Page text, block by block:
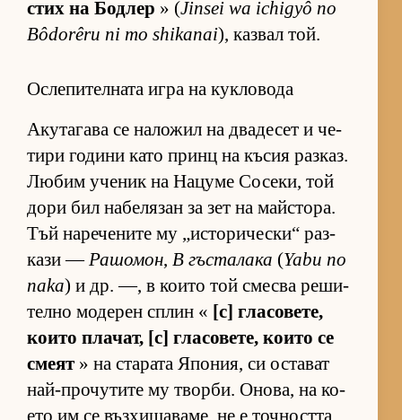
стих на Бод­лер » (Jinsei wa ichigyô no
Bôdorêru ni mo shikanai), каз­вал той.
Ослепителната игра на кукловода
Аку­та­гава се на­ло­жил на два­де­сет и че­
тири го­дини като принц на къ­сия раз­каз.
Лю­бим уче­ник на На­цуме Со­се­ки, той
дори бил на­бе­ля­зан за зет на майс­то­ра.
Тъй на­ре­че­ните му „ис­то­ри­чес­ки“ раз­
кази —Рашомон, В гъс­та­лака (Yabu no
naka) и др. —, в ко­ито той смесва ре­ши­
телно мо­де­рен сплин « [с] гла­со­ве­те,
ко­ито пла­чат, [с] гла­со­ве­те, ко­ито се
смеят » на ста­рата Япо­ния, си ос­та­ват
най-про­чу­тите му твор­би. Оно­ва, на ко­